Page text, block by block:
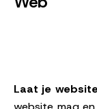
Laat je